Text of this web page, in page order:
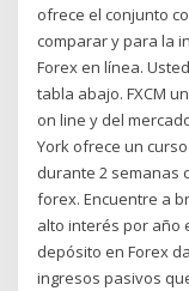
ofrece el conjunto
comparar y para la
Forex en línea.
tabla abajo. FXCM
on line y del
York ofrece un
durante 2 semanas
forex. Encuentre a
alto interés por año
depósito en Forex
ingresos pasivos